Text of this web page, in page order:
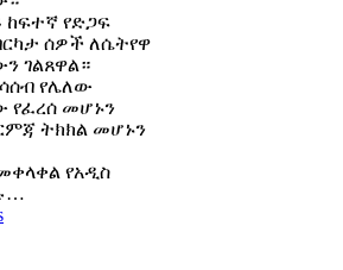
ከፍተኛ የድጋፍ
ሰዎች ለሴትየዋ
ገልጸዋል።
የሌለው
የፈረሰ መሆኑን
ትክክል መሆኑን
የአዲስ